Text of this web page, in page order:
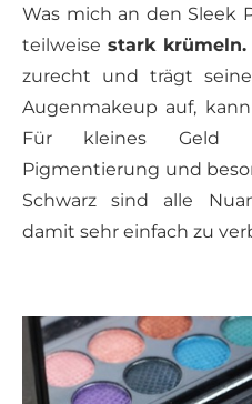
Was mich an den Sleek
teilweise stark krümeln.
zurecht und trägt
Augenmakeup auf,
Für kleines Geld
Pigmentierung und
Schwarz sind alle
damit sehr einfach zu